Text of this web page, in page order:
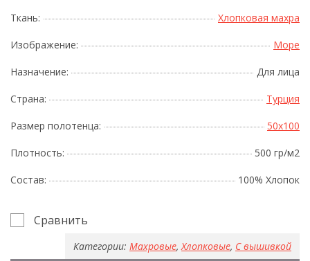
Ткань: Хлопковая махра
Изображение: Море
Назначение: Для лица
Страна: Турция
Размер полотенца: 50x100
Плотность: 500 гр/м2
Состав: 100% Хлопок
Сравнить
Категории: Махровые,Хлопковые, С вышивкой